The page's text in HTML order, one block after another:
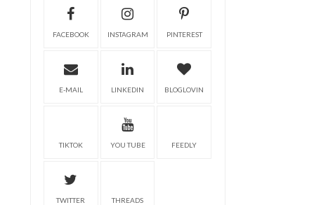
FACEBOOK INSTAGRAM PINTEREST
E-MAIL LINKEDIN BLOGLOVIN
TIKTOK YOU TUBE FEEDLY
TWITTER THREADS